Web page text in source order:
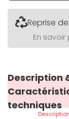
Reprise
En savoir
Description
techniques
Description